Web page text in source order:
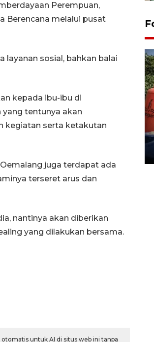
Perempuan,
Berencana melalui pusat
layanan sosial, bahkan balai
kepada ibu-ibu di
tentunya akan
kegiatan serta ketakutan
juga terdapat ada
terseret arus dan
nantinya akan diberikan
yang dilakukan bersama.
untuk AI di situs web ini tanpa
memuncak, air
Delingan Karanganyar